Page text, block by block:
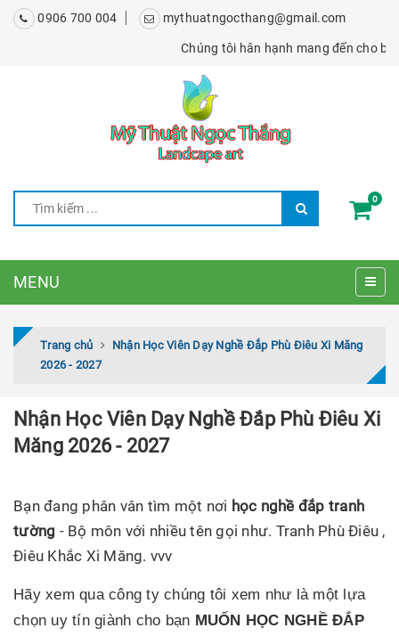
0906 700 004 mythuatngocthang@gmail.com
Chúng tôi hân hạnh mang đến cho bạn các
0
MENU
Trang chủ
Nhận Học Viên Dạy Nghề Đắp Phù Điêu Xi Măng
2026 - 2027
Nhận Học Viên Dạy Nghề Đắp Phù Điêu Xi
Măng 2026 - 2027
Bạn đang phân vân tìm một nơi học nghề đắp tranh
tường - Bộ môn với nhiều tên gọi như. Tranh Phù Điêu ,
Điêu Khắc Xi Măng. vvv
Hãy xem qua công ty chúng tôi xem như là một lựa
chọn uy tín giành cho bạn MUỐN HỌC NGHỀ ĐẮP